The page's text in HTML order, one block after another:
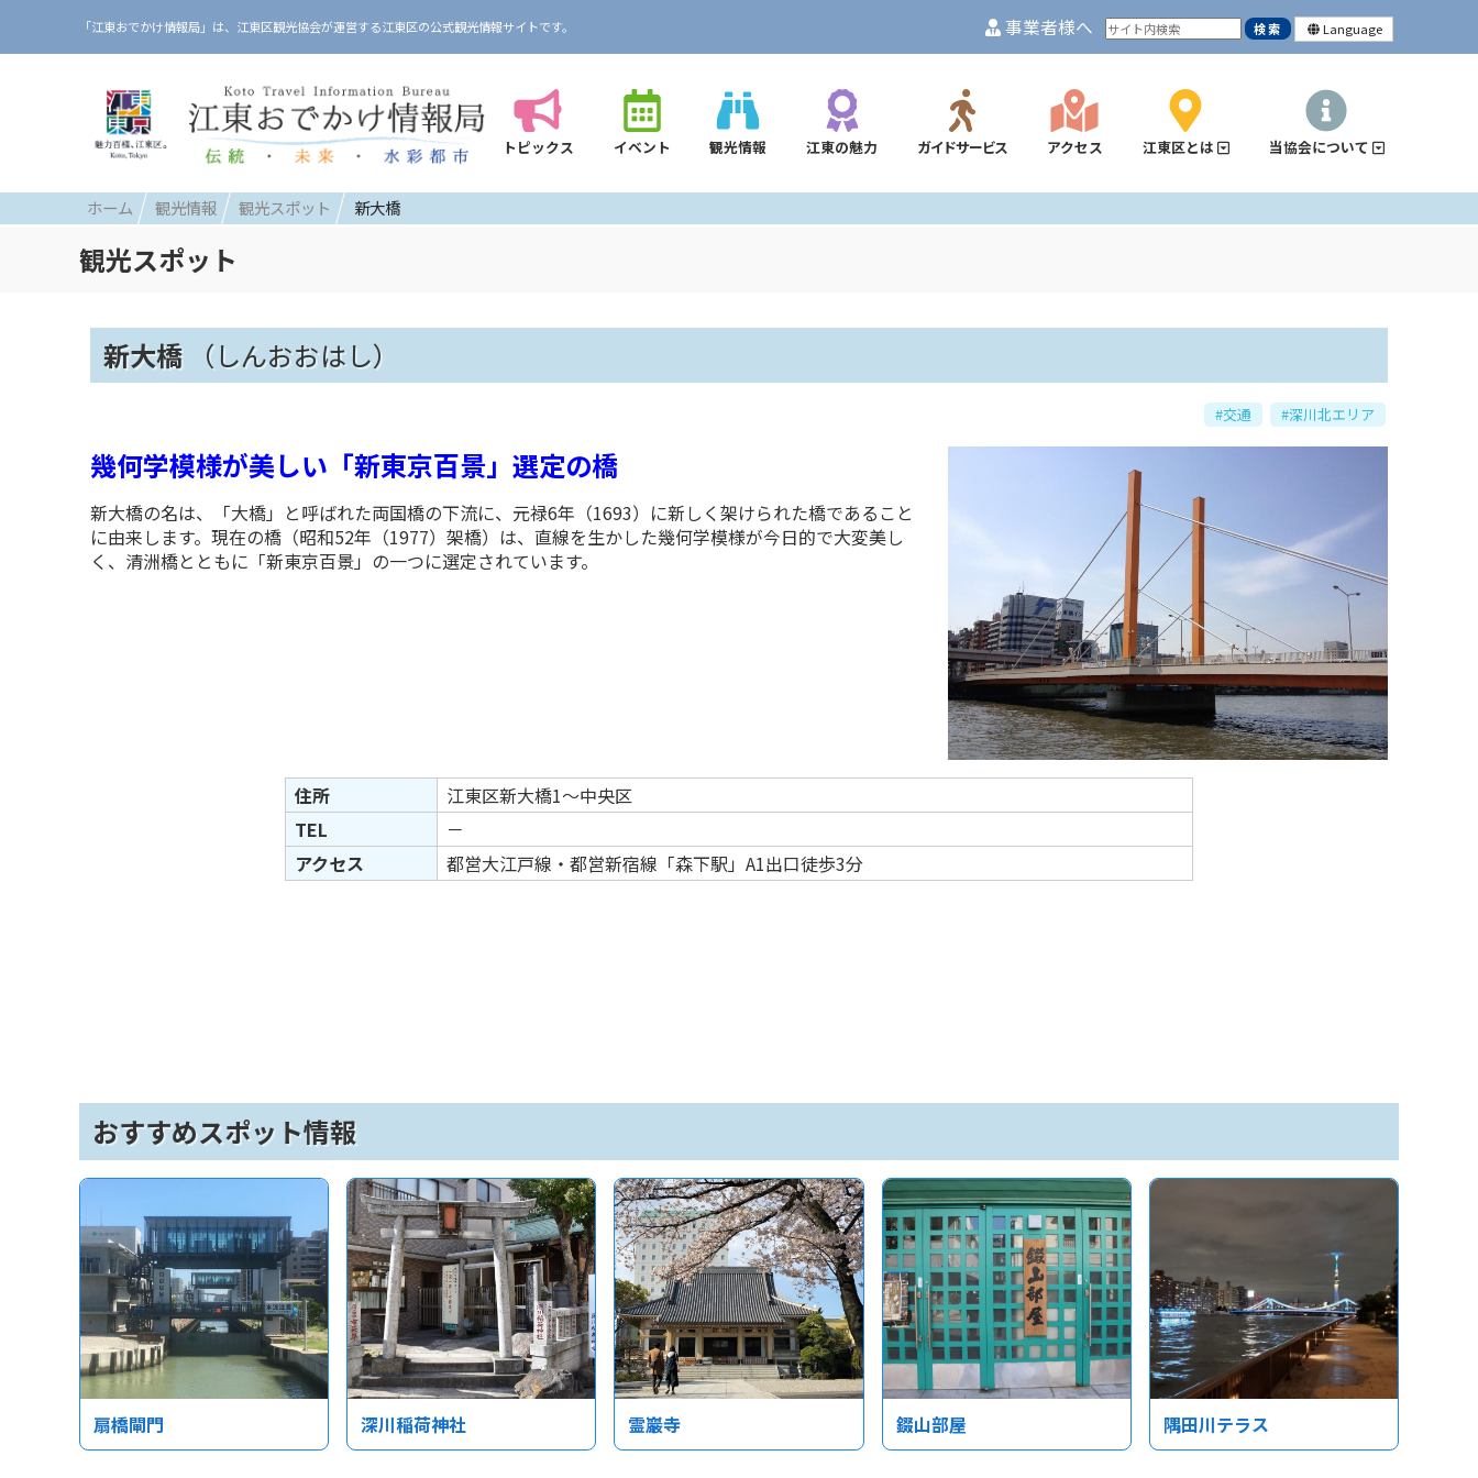
「江東おでかけ情報局」は、江東区観光協会が運営する江東区の公式観光情報サイトです。 事業者様へ Language
トピックス イベント 観光情報 江東の魅力 ガイドサービス アクセス 江東区とは 当協会について
ホーム 観光情報 観光スポット 新大橋
観光スポット
新大橋 （しんおおはし）
#交通 #深川北エリア
幾何学模様が美しい「新東京百景」選定の橋
新大橋の名は、「大橋」と呼ばれた両国橋の下流に、元禄6年（1693）に新しく架けられた橋であること
に由来します。現在の橋（昭和52年（1977）架橋）は、直線を生かした幾何学模様が今日的で大変美し
く、清洲橋とともに「新東京百景」の一つに選定されています。
住所
江東区新大橋1～中央区
TEL
－
アクセス
都営大江戸線・都営新宿線「森下駅」A1出口徒歩3分
おすすめスポット情報
扇橋閘門 深川稲荷神社 霊巖寺 錣山部屋 隅田川テラス